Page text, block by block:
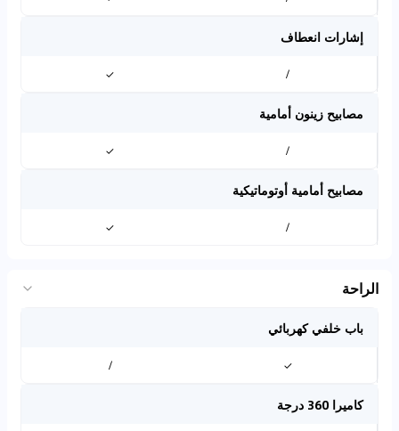
إشارات انعطاف
/
✓
مصابيح زينون أمامية
/
✓
مصابيح أمامية أوتوماتيكية
/
✓
الراحة
باب خلفي كهربائي
✓
/
كاميرا 360 درجة